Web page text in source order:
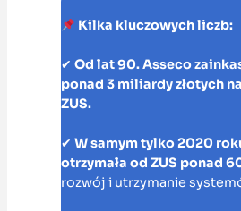
Kilka kluczowych liczb:
✔ Od lat 90. Asseco
ponad 3 miliardy złotych
ZUS.
✔ W samym tylko 2020
otrzymała od ZUS ponad
rozwój i utrzymanie